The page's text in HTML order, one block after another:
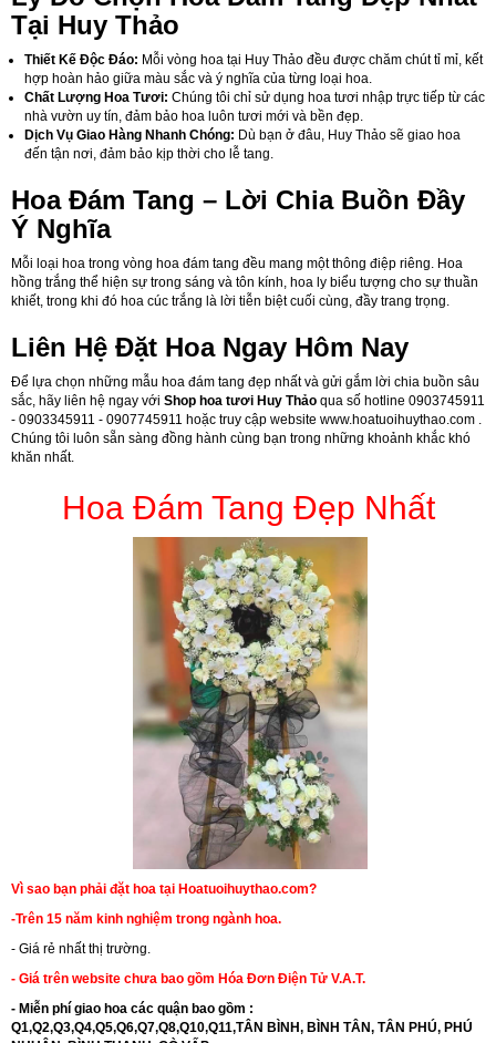
Tại Huy Thảo
Thiết Kế Độc Đáo: Mỗi vòng hoa tại Huy Thảo đều được chăm chút tỉ mỉ, kết
hợp hoàn hảo giữa màu sắc và ý nghĩa của từng loại hoa.
Chất Lượng Hoa Tươi: Chúng tôi chỉ sử dụng hoa tươi nhập trực tiếp từ các
nhà vườn uy tín, đảm bảo hoa luôn tươi mới và bền đẹp.
Dịch Vụ Giao Hàng Nhanh Chóng: Dù bạn ở đâu, Huy Thảo sẽ giao hoa
đến tận nơi, đảm bảo kịp thời cho lễ tang.
Hoa Đám Tang – Lời Chia Buồn Đầy
Ý Nghĩa
Mỗi loại hoa trong vòng hoa đám tang đều mang một thông điệp riêng. Hoa
hồng trắng thể hiện sự trong sáng và tôn kính, hoa ly biểu tượng cho sự thuần
khiết, trong khi đó hoa cúc trắng là lời tiễn biệt cuối cùng, đầy trang trọng.
Liên Hệ Đặt Hoa Ngay Hôm Nay
Để lựa chọn những mẫu hoa đám tang đẹp nhất và gửi gắm lời chia buồn sâu
sắc, hãy liên hệ ngay với Shop hoa tươi Huy Thảo qua số hotline 0903745911
- 0903345911 - 0907745911 hoặc truy cập website www.hoatuoihuythao.com .
Chúng tôi luôn sẵn sàng đồng hành cùng bạn trong những khoảnh khắc khó
khăn nhất.
Hoa Đám Tang Đẹp Nhất
Vì sao bạn phải đặt hoa tại Hoatuoihuythao.com?
-Trên 15 năm kinh nghiệm trong ngành hoa.
- Giá rẻ nhất thị trường.
- Giá trên website chưa bao gồm Hóa Đơn Điện Tử V.A.T.
- Miễn phí giao hoa các quận bao gồm :
Q1,Q2,Q3,Q4,Q5,Q6,Q7,Q8,Q10,Q11,TÂN BÌNH, BÌNH TÂN, TÂN PHÚ, PHÚ